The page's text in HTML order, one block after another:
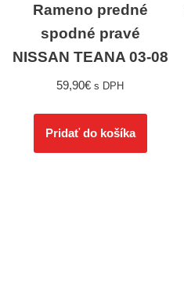
Rameno predné
spodné pravé
NISSAN TEANA 03-08
59,90€ s DPH
Pridať do košíka